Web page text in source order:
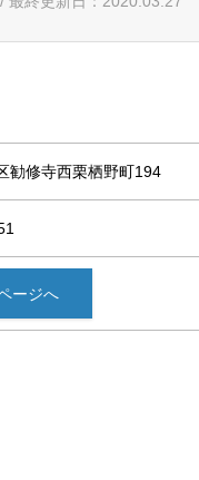
勧修寺西栗栖野町194
ージへ